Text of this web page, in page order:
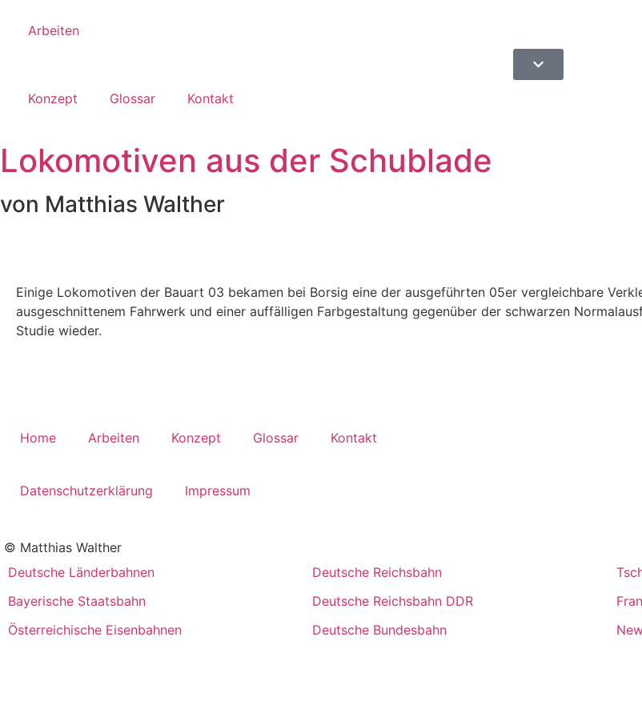
Arbeiten
Konzept Glossar Kontakt
Lokomotiven aus der Schublade
von Matthias Walther
Einige Lokomotiven der Bauart 03 bekamen bei Borsig eine der ausgeführten 05er vergleichbare
ausgeschnittenem Fahrwerk und einer auffälligen Farbgestaltung gegenüber der schwarzen
Studie wieder.
Home Arbeiten Konzept Glossar Kontakt
Datenschutzerklärung Impressum
© Matthias Walther
Deutsche Länderbahnen
Bayerische Staatsbahn
Österreichische Eisenbahnen
Deutsche Reichsbahn
Deutsche Reichsbahn DDR
Deutsche Bundesbahn